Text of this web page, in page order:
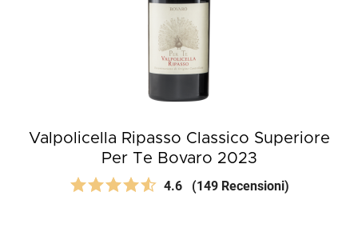
Valpolicella Ripasso Classico Superiore
Per Te Bovaro 2023
4.6 (149 Recensioni)